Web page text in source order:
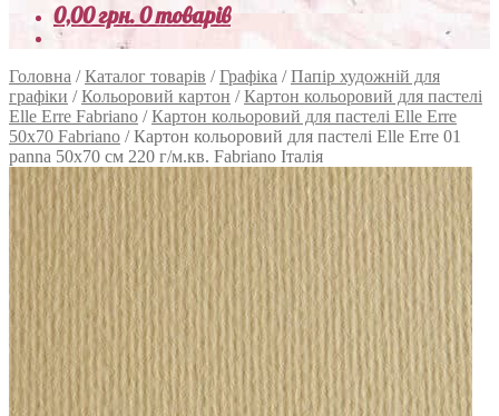
0,00грн.0 товарів
Головна /Каталог товарів /Графіка /Папір художній для
графіки /Кольоровий картон /Картон кольоровий для пастелі
Elle Erre Fabriano /Картон кольоровий для пастелі Elle Erre
50х70 Fabriano /Картон кольоровий для пастелі Elle Erre 01
panna 50х70 см 220 г/м.кв. Fabriano Італія